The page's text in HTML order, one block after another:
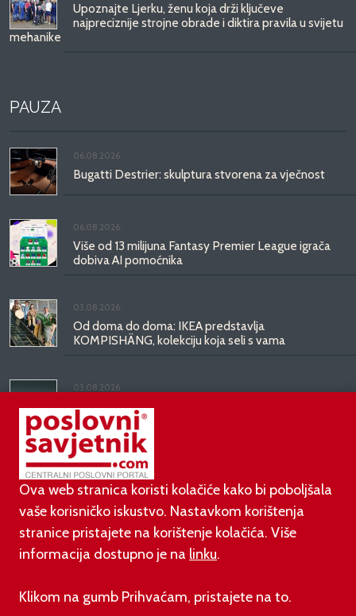
Upoznajte Ljerku, ženu koja drži ključeve
najpreciznije strojne obrade i diktira pravila u svijetu
mehanike
PAUZA
06.08.2026.
Bugatti Destrier: skulptura stvorena za vječnost
06.08.2026.
Više od 13 milijuna Fantasy Premier League igrača
dobiva AI pomoćnika
03.08.2026.
Od doma do doma: IKEA predstavlja
KOMPISHÄNG, kolekciju koja seli s vama
03.08.2026.
Kineski BYD predstavio luksuznu limuzinu veću od
Mercedesove S-klase, obećava domet do 1.000
kilometara
Ova web stranica koristi kolačiće kako bi poboljšala
vaše korisničko iskustvo. Nastavkom korištenja
stranice pristajete na korištenje kolačića. Više
informacija dostupno je na linku.
Klikom na gumb Prihvaćam, pristajete na to.